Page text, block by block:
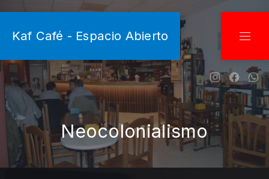
Kaf Café - Espacio Abierto
NewNew
Neocolonialismo